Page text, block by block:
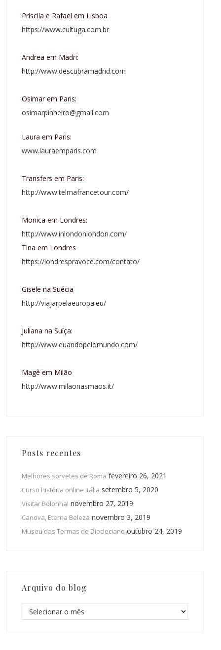
Priscila e Rafael em Lisboa
https://www.cultuga.com.br
Andrea em Madri:
http://www.descubramadrid.com
Osimar em Paris:
osimarpinheiro@gmail.com
Laura em Paris:
www.lauraemparis.com
Transfers em Paris:
http://www.telmafrancetour.com/
Monica em Londres:
http://www.inlondonlondon.com/
Tina em Londres
https://londrespravoce.com/contato/
Gisele na Suécia
http://viajarpelaeuropa.eu/
Juliana na Suíça:
http://www.euandopelomundo.com/
Magê em Milão
http://www.milaonasmaos.it/
Posts recentes
Melhores sorvetes de Roma fevereiro 26, 2021
Curso história online Itália setembro 5, 2020
Visitar Bolonha! novembro 27, 2019
Canova, Eterna Beleza novembro 3, 2019
Museu das Termas de Diocleciano outubro 24, 2019
Arquivo do blog